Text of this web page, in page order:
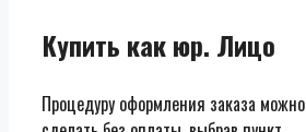
Купить как юр. Лицо
Процедуру оформления заказа можно